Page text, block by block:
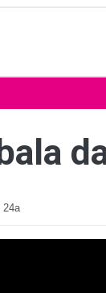
24a